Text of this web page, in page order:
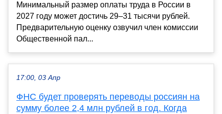
Минимальный размер оплаты труда в России в
2027 году может достичь 29–31 тысячи рублей.
Предварительную оценку озвучил член комиссии
Общественной пал...
17:00, 03 Апр
ФНС будет проверять переводы россиян на
сумму более 2,4 млн рублей в год. Когда